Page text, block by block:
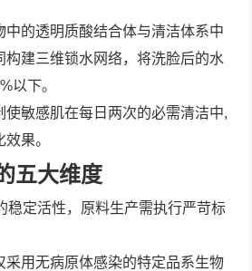
中的透明质酸结合体与清洁体系中
构建三维锁水网络，将洗脸后的水
以下。
使敏感肌在每日两次的必需清洁中,
果。
五大维度
稳定活性，原料生产需执行严苛标
采用无病原体感染的特定品系生物